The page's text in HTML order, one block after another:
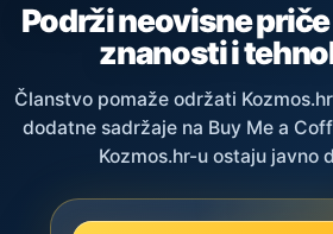
Podrži neovisne
znanosti i
Članstvo pomaže održati
dodatne sadržaje na Buy Me a
Kozmos.hr-u ostaju javno